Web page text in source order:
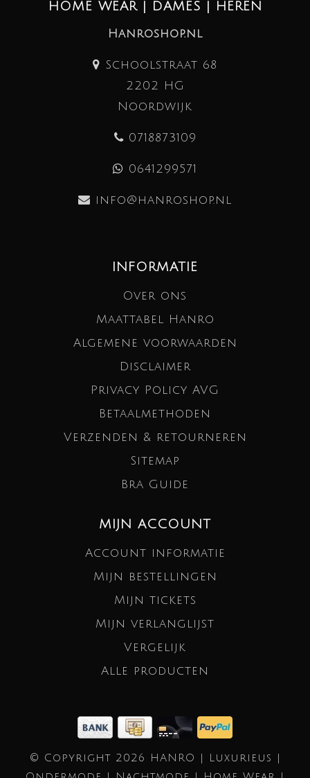
HOME WEAR | DAMES | HEREN
Hanroshop.nl
Schoolstraat 68
2202 HG
Noordwijk
0718873109
0641299571
info@hanroshop.nl
INFORMATIE
Over ons
Maattabel Hanro
Algemene voorwaarden
Disclaimer
Privacy Policy AVG
Betaalmethoden
Verzenden & retourneren
Sitemap
Bra Guide
MIJN ACCOUNT
Account informatie
Mijn bestellingen
Mijn tickets
Mijn verlanglijst
Vergelijk
Alle producten
© Copyright 2026 HANRO | Luxurieus |